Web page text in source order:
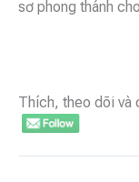
sơ phong thánh
Thích, theo dõi và